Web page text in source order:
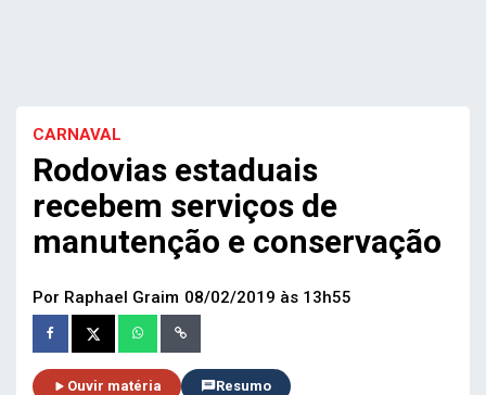
CARNAVAL
Rodovias estaduais
recebem serviços de
manutenção e conservação
Por Raphael Graim 08/02/2019 às 13h55
Ouvir matéria Resumo